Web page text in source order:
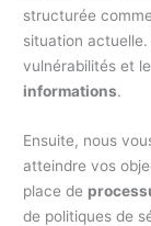
structurée
situation
vulnérabilités et
informations.
Ensuite, nous
atteindre vos
place de
de politiques de